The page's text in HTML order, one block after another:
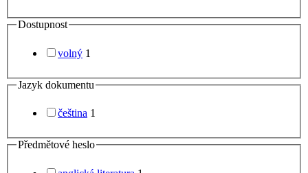
Dostupnost
volný 1
Jazyk dokumentu
čeština 1
Předmětové heslo